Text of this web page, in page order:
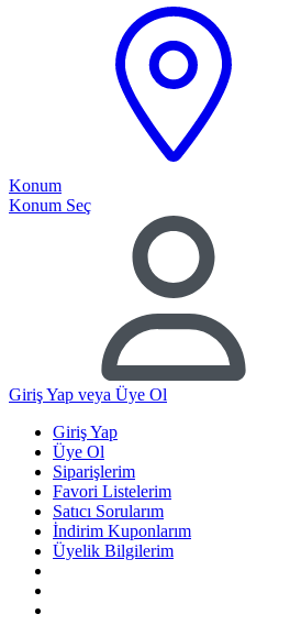
Konum
Konum Seç
Giriş Yap veya Üye Ol
Giriş Yap
Üye Ol
Siparişlerim
Favori Listelerim
Satıcı Sorularım
İndirim Kuponlarım
Üyelik Bilgilerim